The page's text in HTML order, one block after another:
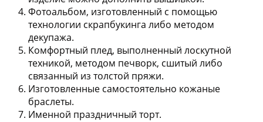
Фотоальбом, изготовленный с помощью
технологии скрапбукинга либо методом
декупажа.
Комфортный плед, выполненный лоскутной
техникой, методом печворк, сшитый либо
связанный из толстой пряжи.
Изготовленные самостоятельно кожаные
браслеты.
Именной праздничный торт.